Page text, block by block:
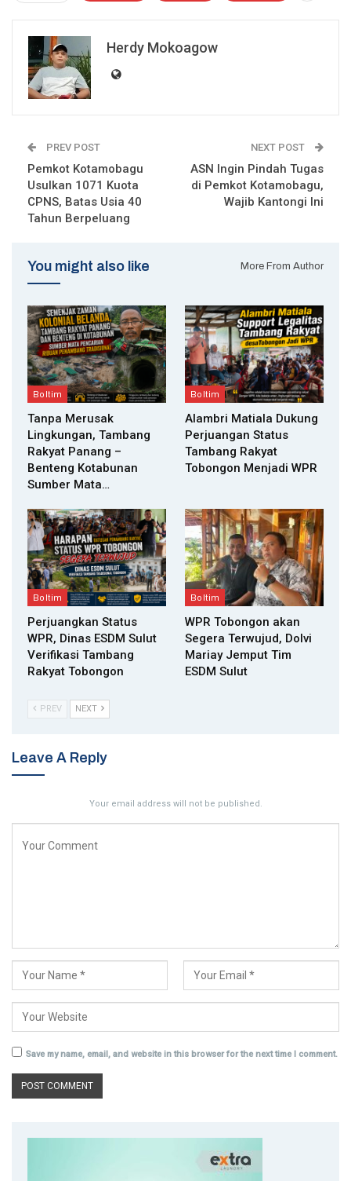
Herdy Mokoagow
PREV POST
Pemkot Kotamobagu
Usulkan 1071 Kuota
CPNS, Batas Usia 40
Tahun Berpeluang
NEXT POST
ASN Ingin Pindah Tugas
di Pemkot Kotamobagu,
Wajib Kantongi Ini
You might also like More From Author
Boltim
Tanpa Merusak
Lingkungan, Tambang
Rakyat Panang –
Benteng Kotabunan
Sumber Mata…
Boltim
Alambri Matiala Dukung
Perjuangan Status
Tambang Rakyat
Tobongon Menjadi WPR
Boltim
Perjuangkan Status
WPR, Dinas ESDM Sulut
Verifikasi Tambang
Rakyat Tobongon
Boltim
WPR Tobongon akan
Segera Terwujud, Dolvi
Mariay Jemput Tim
ESDM Sulut
PREV NEXT
Leave A Reply
Your email address will not be published.
Save my name, email, and website in this browser for the next time I comment.